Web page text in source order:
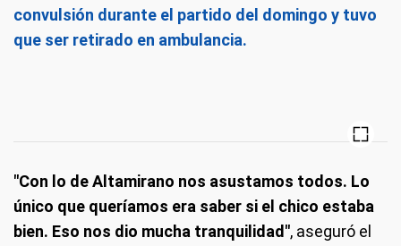
convulsión durante el partido del domingo y tuvo
que ser retirado en ambulancia.
"Con lo de Altamirano nos asustamos todos. Lo
único que queríamos era saber si el chico estaba
bien. Eso nos dio mucha tranquilidad", aseguró el